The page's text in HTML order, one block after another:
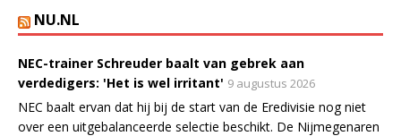
NU.NL
NEC-trainer Schreuder baalt van gebrek aan
verdedigers: 'Het is wel irritant' 9 augustus 2026
NEC baalt ervan dat hij bij de start van de Eredivisie nog niet
over een uitgebalanceerde selectie beschikt. De Nijmegenaren